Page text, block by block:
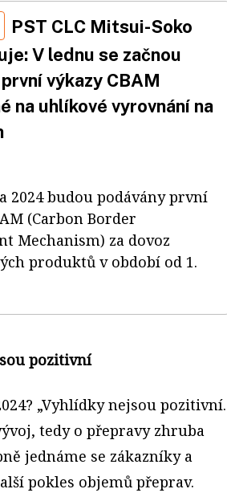
PST CLC Mitsui-Soko
V lednu se začnou
výkazy CBAM
na uhlíkové vyrovnání na
2024 budou podávány první
(Carbon Border
Mechanism) za dovoz
produktů v období od 1.
pozitivní
„Vyhlídky nejsou pozitivní.
tedy o přepravy zhruba
jednáme se zákazníky a
pokles objemů přeprav.